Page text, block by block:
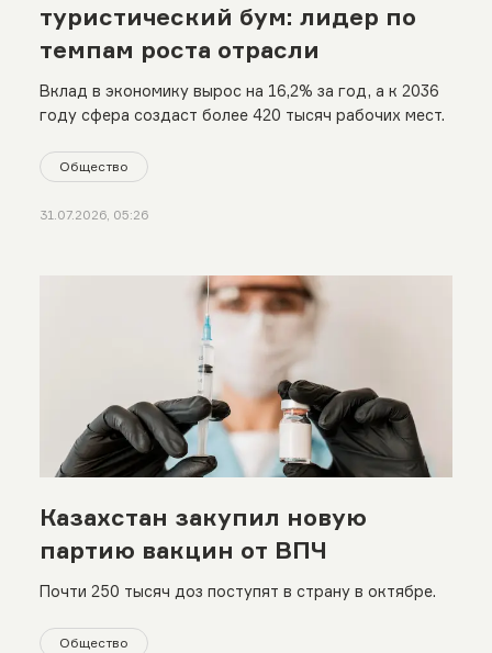
туристический бум: лидер по
темпам роста отрасли
Вклад в экономику вырос на 16,2% за год, а к 2036
году сфера создаст более 420 тысяч рабочих мест.
Общество
31.07.2026, 05:26
Казахстан закупил новую
партию вакцин от ВПЧ
Почти 250 тысяч доз поступят в страну в октябре.
Общество